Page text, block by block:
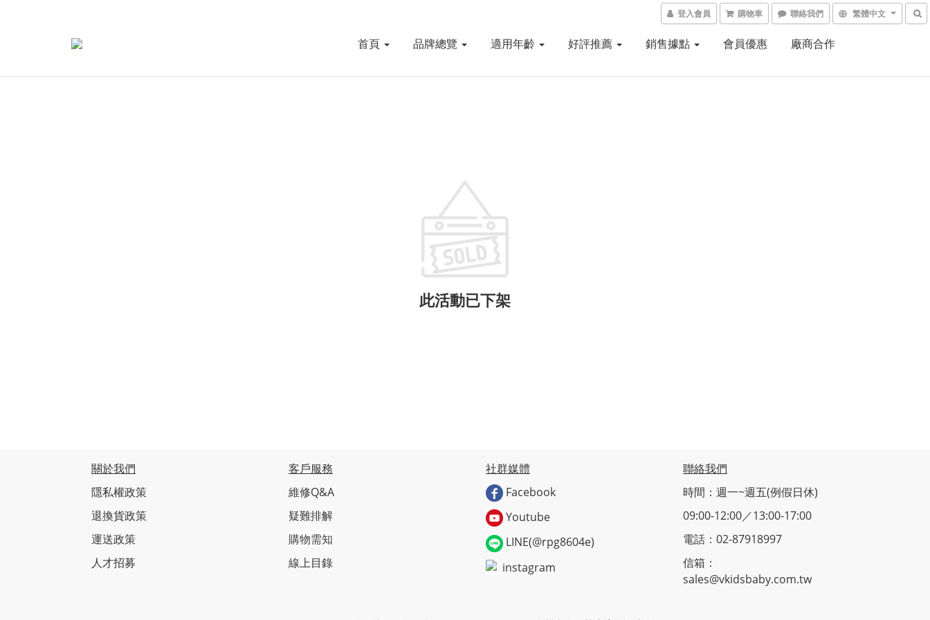
登入會員 購物車 聯絡我們 繁體中文
首頁 品牌總覽 適用年齡 好評推薦 銷售據點 會員優惠 廠商合作
此活動已下架
關於我們
隱私權政策
退換貨政策
運送政策
人才招募
客戶服務
維修Q&A
疑難排解
購物需知
線上目錄
社群媒體
Facebook
Youtube
LINE(@rpg8604e)
instagram
聯絡我們
時間：週一~週五(例假日休)
09:00-12:00／13:00-17:00
電話：02-87918997
信箱：
sales@vkidsbaby.com.tw